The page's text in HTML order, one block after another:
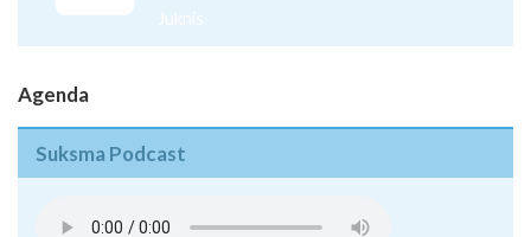
Juknis
Agenda
Suksma Podcast